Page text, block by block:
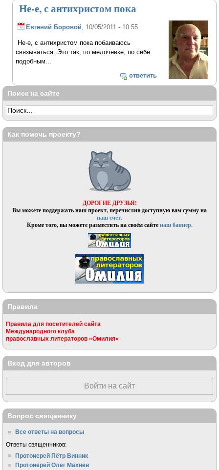
Не-е, с антихристом пока
Евгений Боровой , 10/05/2011 - 10:55
Не-е, с антихристом пока побаиваюсь
связываться. Это так, по мелочевке, по себе
подобным...
ответить
Поиск на сайте
Как помочь проекту?
ДОРОГИЕ ДРУЗЬЯ!
Вы можете поддержать наш проект, перечислив доступную вам сумму на
наш счёт.
Кроме того, вы можете разместить на своём сайтенаш баннер.
Правила
Правила для посетителей сайта
Международного клуба
православных литераторов «Омилия»
Вход для авторов
Войти на сайт
Вопрос священнику
Все ответы на вопросы
Ответы священников:
Протоиерей Пётр Винник
Протоиерей Олег Махнёв